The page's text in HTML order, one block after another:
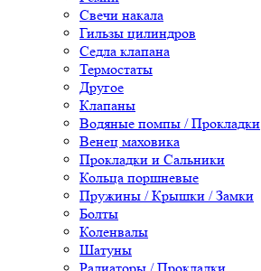
Свечи накала
Гильзы цилиндров
Седла клапана
Термостаты
Другое
Клапаны
Водяные помпы / Прокладки
Венец маховика
Прокладки и Сальники
Кольца поршневые
Пружины / Крышки / Замки
Болты
Коленвалы
Шатуны